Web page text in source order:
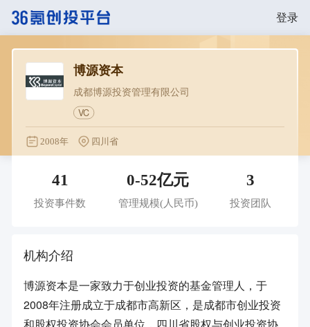
登录
博源资本
成都博源投资管理有限公司
VC
2008年 四川省
41
投资事件数
0-52亿元
管理规模(人民币)
3
投资团队
机构介绍
博源资本是一家致力于创业投资的基金管理人，于
2008年注册成立于成都市高新区，是成都市创业投资
和股权投资协会会员单位，四川省股权与创业投资协